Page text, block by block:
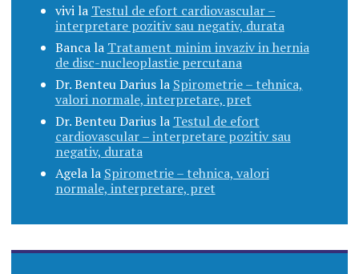
vivila Testul de efort cardiovascular –
interpretare pozitiv sau negativ, durata
Bancala Tratament minim invaziv in hernia
de disc-nucleoplastie percutana
Dr. Benteu Dariusla Spirometrie – tehnica,
valori normale, interpretare, pret
Dr. Benteu Dariusla Testul de efort
cardiovascular – interpretare pozitiv sau
negativ, durata
Agelala Spirometrie – tehnica, valori
normale, interpretare, pret